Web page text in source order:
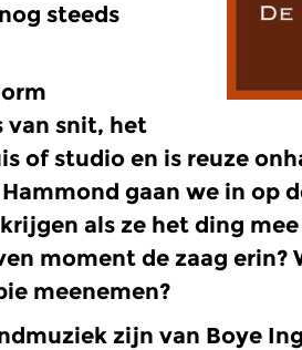
steeds
van snit, het
of studio en is reuze
gaan we in op
als ze het ding
moment de zaag
meenemen?
zijn van Boye